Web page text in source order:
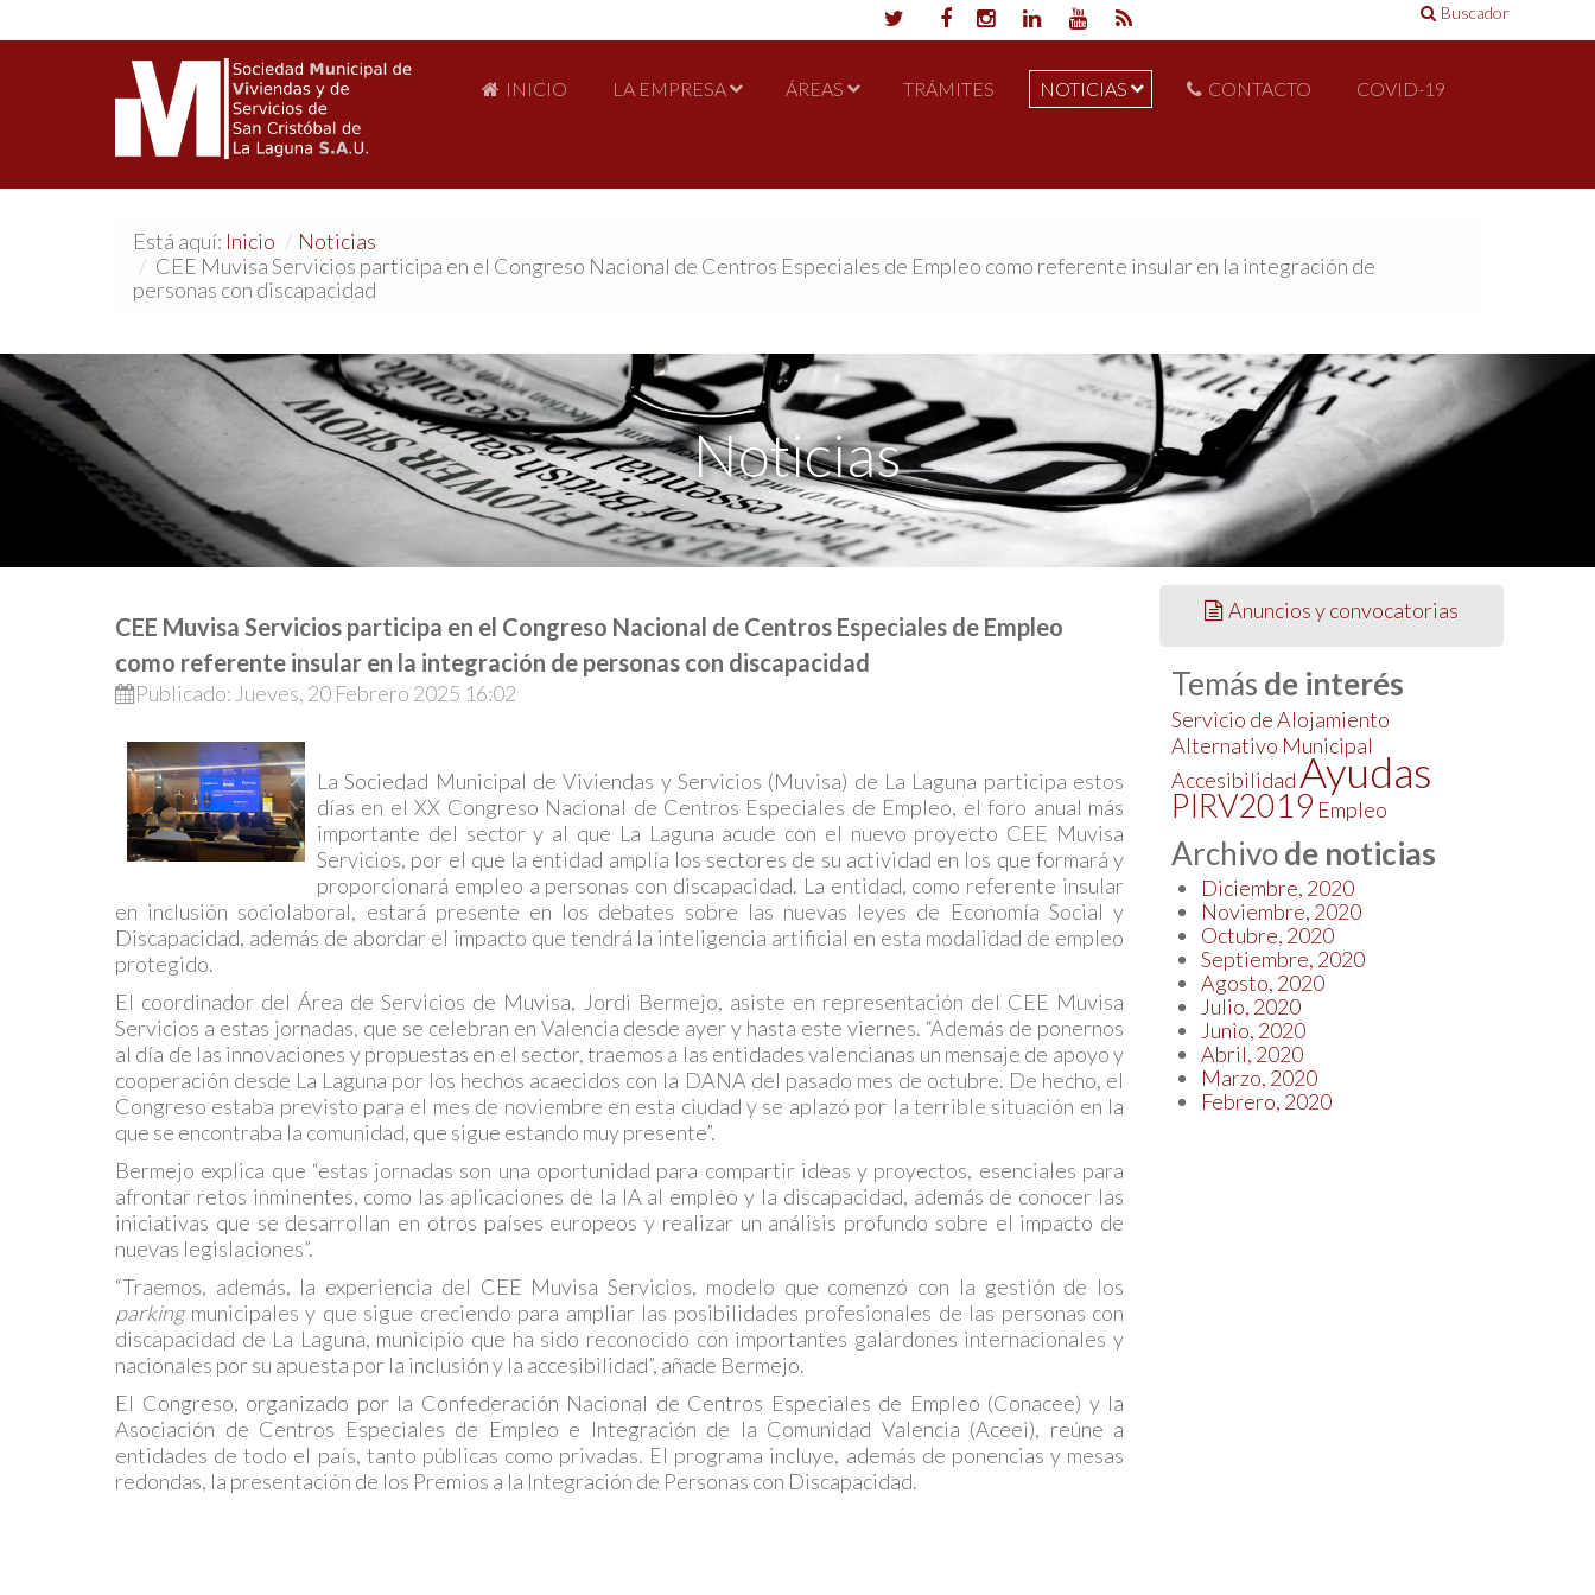
Buscador
INICIO LA EMPRESA ÁREAS TRÁMITES NOTICIAS CONTACTO COVID-19
Está aquí: Inicio / Noticias
/ CEE Muvisa Servicios participa en el Congreso Nacional de Centros Especiales de Empleo como referente insular en la integración de
personas con discapacidad
Noticias
CEE Muvisa Servicios participa en el Congreso Nacional de Centros Especiales de Empleo
como referente insular en la integración de personas con discapacidad
Publicado: Jueves, 20 Febrero 2025 16:02
La Sociedad Municipal de Viviendas y Servicios (Muvisa) de La Laguna participa estos
días en el XX Congreso Nacional de Centros Especiales de Empleo, el foro anual más
importante del sector y al que La Laguna acude con el nuevo proyecto CEE Muvisa
Servicios, por el que la entidad amplía los sectores de su actividad en los que formará y
proporcionará empleo a personas con discapacidad. La entidad, como referente insular
en inclusión sociolaboral, estará presente en los debates sobre las nuevas leyes de Economía Social y
Discapacidad, además de abordar el impacto que tendrá la inteligencia artificial en esta modalidad de empleo
protegido.
El coordinador del Área de Servicios de Muvisa, Jordi Bermejo, asiste en representación del CEE Muvisa
Servicios a estas jornadas, que se celebran en Valencia desde ayer y hasta este viernes. “Además de ponernos
al día de las innovaciones y propuestas en el sector, traemos a las entidades valencianas un mensaje de apoyo y
cooperación desde La Laguna por los hechos acaecidos con la DANA del pasado mes de octubre. De hecho, el
Congreso estaba previsto para el mes de noviembre en esta ciudad y se aplazó por la terrible situación en la
que se encontraba la comunidad, que sigue estando muy presente”.
Bermejo explica que “estas jornadas son una oportunidad para compartir ideas y proyectos, esenciales para
afrontar retos inminentes, como las aplicaciones de la IA al empleo y la discapacidad, además de conocer las
iniciativas que se desarrollan en otros países europeos y realizar un análisis profundo sobre el impacto de
nuevas legislaciones”.
“Traemos, además, la experiencia del CEE Muvisa Servicios, modelo que comenzó con la gestión de los
parkingmunicipales y que sigue creciendo para ampliar las posibilidades profesionales de las personas con
discapacidad de La Laguna, municipio que ha sido reconocido con importantes galardones internacionales y
nacionales por su apuesta por la inclusión y la accesibilidad”, añade Bermejo.
El Congreso, organizado por la Confederación Nacional de Centros Especiales de Empleo (Conacee) y la
Asociación de Centros Especiales de Empleo e Integración de la Comunidad Valencia (Aceei), reúne a
entidades de todo el país, tanto públicas como privadas. El programa incluye, además de ponencias y mesas
redondas, la presentación de los Premios a la Integración de Personas con Discapacidad.
Anuncios y convocatorias
Temás de interés
Servicio de Alojamiento
Alternativo Municipal
AccesibilidadAyudas
PIRV2019 Empleo
Archivode noticias
Diciembre, 2020
Noviembre, 2020
Octubre, 2020
Septiembre, 2020
Agosto, 2020
Julio, 2020
Junio, 2020
Abril, 2020
Marzo, 2020
Febrero, 2020